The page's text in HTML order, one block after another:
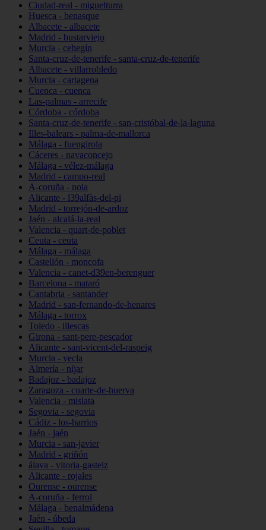
Ciudad-real - miguelturra
Huesca - benasque
Albacete - albacete
Madrid - bustarviejo
Murcia - cehegín
Santa-cruz-de-tenerife - santa-cruz-de-tenerife
Albacete - villarrobledo
Murcia - cartagena
Cuenca - cuenca
Las-palmas - arrecife
Córdoba - córdoba
Santa-cruz-de-tenerife - san-cristóbal-de-la-laguna
Illes-balears - palma-de-mallorca
Málaga - fuengirola
Cáceres - navaconcejo
Málaga - vélez-málaga
Madrid - campo-real
A-coruña - noia
Alicante - l39alfàs-del-pi
Madrid - torrejón-de-ardoz
Jaén - alcalá-la-real
Valencia - quart-de-poblet
Ceuta - ceuta
Málaga - málaga
Castellón - moncofa
Valencia - canet-d39en-berenguer
Barcelona - mataró
Cantabria - santander
Madrid - san-fernando-de-henares
Málaga - torrox
Toledo - illescas
Girona - sant-pere-pescador
Alicante - sant-vicent-del-raspeig
Murcia - yecla
Almería - níjar
Badajoz - badajoz
Zaragoza - cuarte-de-huerva
Valencia - mislata
Segovia - segovia
Cádiz - los-barrios
Jaén - jaén
Murcia - san-javier
Madrid - griñón
álava - vitoria-gasteiz
Alicante - rojales
Ourense - ourense
A-coruña - ferrol
Málaga - benalmádena
Jaén - úbeda